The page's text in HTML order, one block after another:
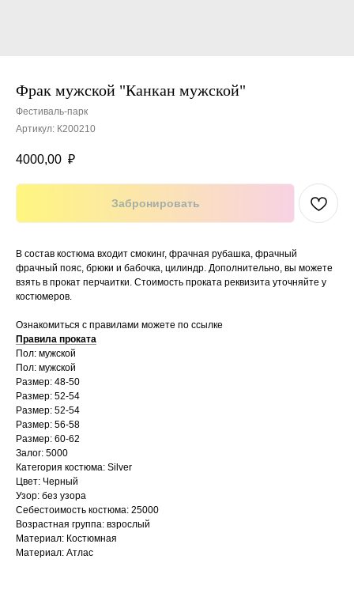
Фрак мужской "Канкан мужской"
Фестиваль-парк
Артикул: К200210
4000,00 ₽
Забронировать
В состав костюма входит смокинг, фрачная рубашка, фрачный
фрачный пояс, брюки и бабочка, цилиндр. Дополнительно, вы можете
взять в прокат перчаитки. Стоимость проката реквизита уточняйте у
костюмеров.
Ознакомиться с правилами можете по ссылке
Правила проката
Пол: мужской
Пол: мужской
Размер: 48-50
Размер: 52-54
Размер: 52-54
Размер: 56-58
Размер: 60-62
Залог: 5000
Категория костюма: Silver
Цвет: Черный
Узор: без узора
Себестоимость костюма: 25000
Возрастная группа: взрослый
Материал: Костюмная
Материал: Атлас